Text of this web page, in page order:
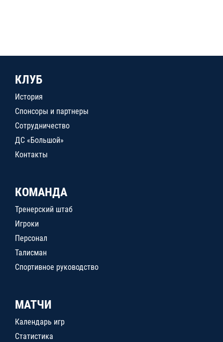
КЛУБ
История
Спонсоры и партнеры
Сотрудничество
ДС «Большой»
Контакты
КОМАНДА
Тренерский штаб
Игроки
Персонал
Талисман
Спортивное руководство
МАТЧИ
Календарь игр
Статистика